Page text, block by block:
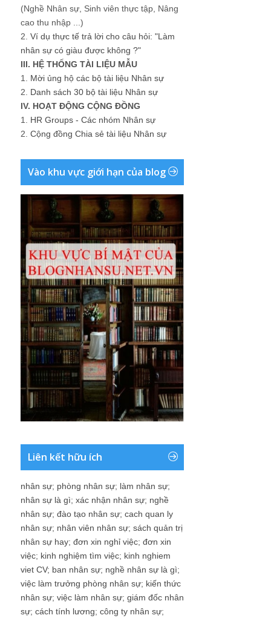
(Nghề Nhân sự, Sinh viên thực tập, Nâng
cao thu nhập ...)
2. Ví dụ thực tế trả lời cho câu hỏi: "Làm
nhân sự có giàu được không ?"
III. HỆ THỐNG TÀI LIỆU MẪU
1. Mời ủng hộ các bộ tài liệu Nhân sự
2. Danh sách 30 bộ tài liệu Nhân sự
IV. HOẠT ĐỘNG CỘNG ĐỒNG
1. HR Groups - Các nhóm Nhân sự
2. Cộng đồng Chia sẻ tài liệu Nhân sự
Vào khu vực giới hạn của blog
Liên kết hữu ích
nhân sự; phòng nhân sự; làm nhân sự;
nhân sự là gì; xác nhận nhân sự; nghề
nhân sự; đào tạo nhân sự; cach quan ly
nhân sự; nhân viên nhân sự; sách quản trị
nhân sự hay; đơn xin nghỉ việc; đơn xin
việc; kinh nghiệm tìm việc; kinh nghiem
viet CV; ban nhân sự; nghề nhân sự là gì;
việc làm trưởng phòng nhân sự; kiến thức
nhân sự; việc làm nhân sự; giám đốc nhân
sự; cách tính lương; công ty nhân sự;